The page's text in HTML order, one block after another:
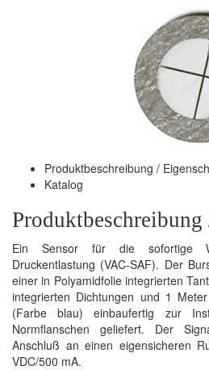
Produktbeschreibung /
Katalog
Ein Sensor für die sofortige
Druckentlastung (VAC-SAF). Der
einer in Polyamidfolie integrierten
integrierten Dichtungen und 1
(Farbe blau) einbaufertig zur
Normflanschen geliefert. Der
Anschluß an einen eigensicheren
VDC/500 mA.